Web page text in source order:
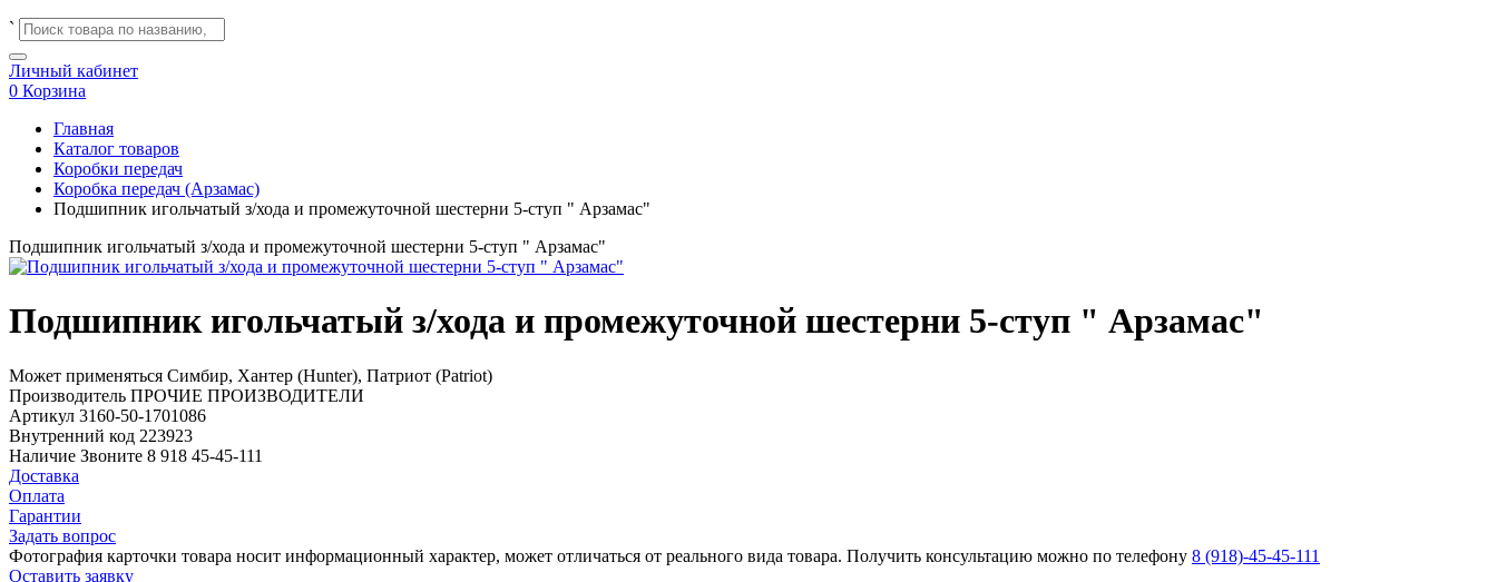
`
Личный кабинет
0 Корзина
Главная
Каталог товаров
Коробки передач
Коробка передач (Арзамас)
Подшипник игольчатый з/хода и промежуточной шестерни 5-ступ " Арзамас"
Подшипник игольчатый з/хода и промежуточной шестерни 5-ступ " Арзамас"
Подшипник игольчатый з/хода и промежуточной шестерни 5-ступ " Арзамас"
Может применяться Симбир, Хантер (Hunter), Патриот (Patriot)
Производитель ПРОЧИЕ ПРОИЗВОДИТЕЛИ
Артикул 3160-50-1701086
Внутренний код 223923
Наличие Звоните 8 918 45-45-111
Доставка
Оплата
Гарантии
Задать вопрос
Фотография карточки товара носит информационный характер, может отличаться от реального вида товара. Получить консультацию можно по телефону 8 (918)-45-45-111
Оставить заявку